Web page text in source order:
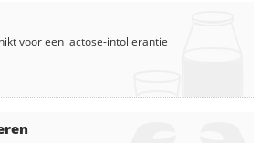
voor een lactose-intollerantie